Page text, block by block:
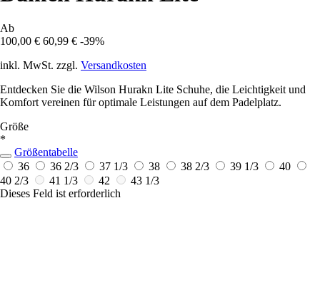
Ab
100,00 € 60,99 € -39%
inkl. MwSt. zzgl. Versandkosten
Entdecken Sie die Wilson Hurakn Lite Schuhe, die Leichtigkeit und
Komfort vereinen für optimale Leistungen auf dem Padelplatz.
Größe
*
Größentabelle
36
36 2/3 37 1/3 38 38 2/3 39 1/3
40
40 2/3
41 1/3 42
43 1/3
Dieses Feld ist erforderlich